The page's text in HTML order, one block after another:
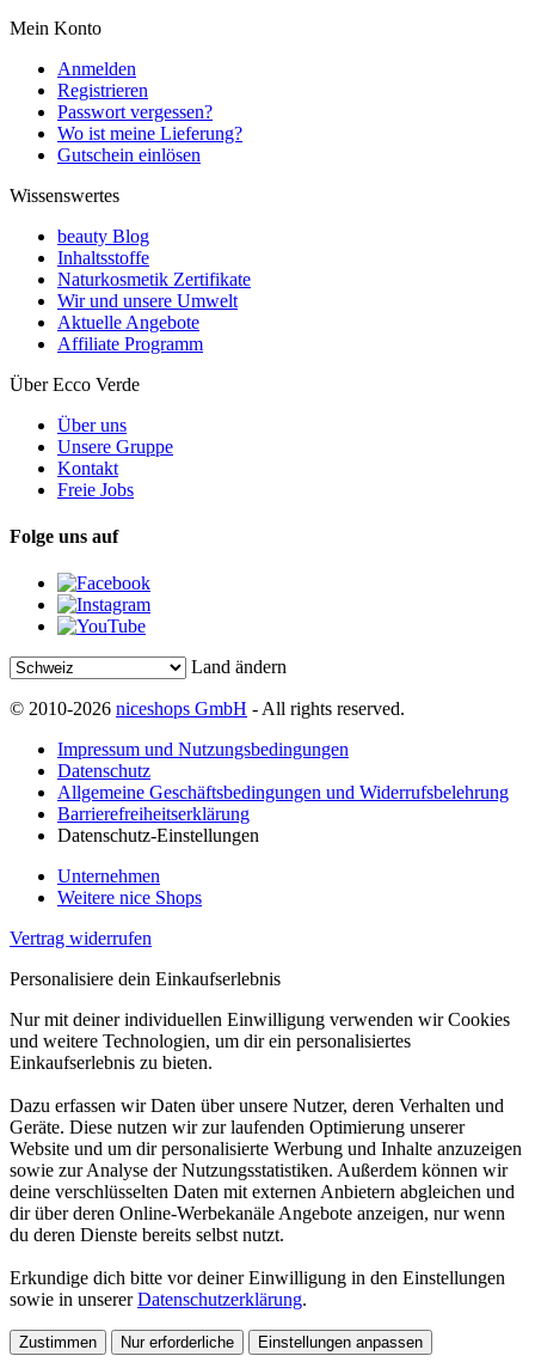
Mein Konto
Anmelden
Registrieren
Passwort vergessen?
Wo ist meine Lieferung?
Gutschein einlösen
Wissenswertes
beauty Blog
Inhaltsstoffe
Naturkosmetik Zertifikate
Wir und unsere Umwelt
Aktuelle Angebote
Affiliate Programm
Über Ecco Verde
Über uns
Unsere Gruppe
Kontakt
Freie Jobs
Folge uns auf
Land ändern
© 2010-2026 niceshops GmbH - All rights reserved.
Impressum und Nutzungsbedingungen
Datenschutz
Allgemeine Geschäftsbedingungen und Widerrufsbelehrung
Barrierefreiheitserklärung
Datenschutz-Einstellungen
Unternehmen
Weitere nice Shops
Vertrag widerrufen
Personalisiere dein Einkaufserlebnis
Nur mit deiner individuellen Einwilligung verwenden wir Cookies
und weitere Technologien, um dir ein personalisiertes
Einkaufserlebnis zu bieten.
Dazu erfassen wir Daten über unsere Nutzer, deren Verhalten und
Geräte. Diese nutzen wir zur laufenden Optimierung unserer
Website und um dir personalisierte Werbung und Inhalte anzuzeigen
sowie zur Analyse der Nutzungsstatistiken. Außerdem können wir
deine verschlüsselten Daten mit externen Anbietern abgleichen und
dir über deren Online-Werbekanäle Angebote anzeigen, nur wenn
du deren Dienste bereits selbst nutzt.
Erkundige dich bitte vor deiner Einwilligung in den Einstellungen
sowie in unsererDatenschutzerklärung.
Zustimmen Nur erforderliche Einstellungen anpassen